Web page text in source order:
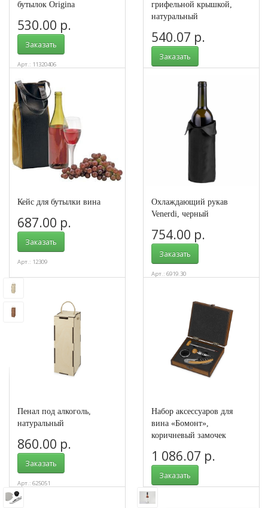
бутылок Origina
530.00 р.
Заказать
Арт.: 11320406
грифельной крышкой,
натуральный
540.07 р.
Заказать
Кейс для бутылки вина
687.00 р.
Заказать
Арт.: 12309
Охлаждающий рукав
Venerdi, черный
754.00 р.
Заказать
Арт.: 6919.30
Пенал под алкоголь,
натуральный
860.00 р.
Заказать
Арт.: 625051
Набор аксессуаров для
вина «Бомонт»,
коричневый замочек
1 086.07 р.
Заказать